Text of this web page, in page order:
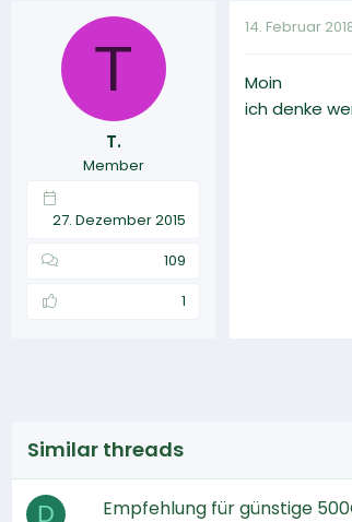
T
T.
Member
27. Dezember 2015
109
1
14. Februar
Moin
ich denke
Similar threads
D Empfehlung für günstige